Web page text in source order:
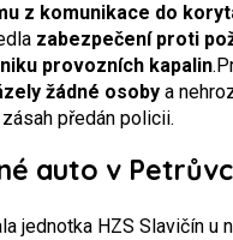
z komunikace do
zabezpečení proti
provozních kapalin.
žádné osoby a
předán policii.
auto v
jednotka HZS Slavičín u